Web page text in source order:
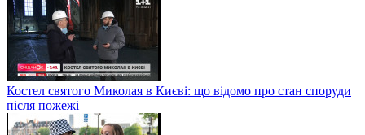
Костел святого Миколая в Києві: що відомо про стан споруди
після пожежі